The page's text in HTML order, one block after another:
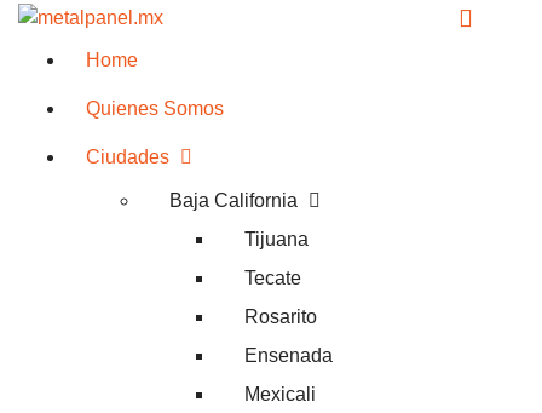
Home
Quienes Somos
Ciudades
Baja California
Tijuana
Tecate
Rosarito
Ensenada
Mexicali